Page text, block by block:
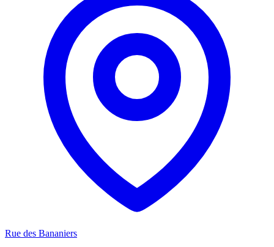
Rue des Bananiers